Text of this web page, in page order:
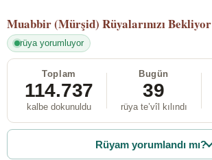
Muabbir (Mürşid) Rüyalarınızı Bekliyor
rüya yorumluyor
Toplam
114.737
kalbe dokunuldu
Bugün
39
rüya te’vîl kılındı
Rüyam yorumlandı mı?